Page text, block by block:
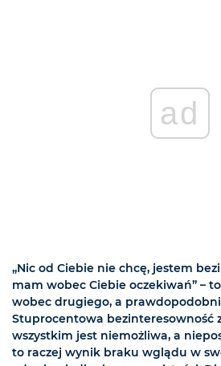
ad
„Nic od Ciebie nie chcę, jestem
mam wobec Ciebie oczekiwań” –
wobec drugiego, a
Stuprocentowa bezinteresowność
wszystkim jest niemożliwa, a
to raczej wynik braku wglądu w